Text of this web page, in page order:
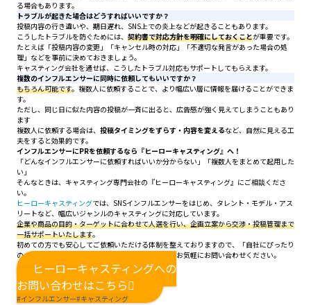
る場合もあります。
トラブルが起きた場合はどうすればいいですか？
投稿内容の行き違いや、期日遅れ、SNS上での炎上などが起きることもあります。
こうしたトラブルを防ぐためには、 契約書で対応方針を明確にしておくことが重要です。
たとえば「投稿内容の変更」「キャンセル時の対応」「不適切な発言があった場合の処
理」などを事前に決めておきましょう。
キャスティング会社を通せば、こうしたトラブル対応もサポートしてもらえます。
複数のインフルエンサーに同時に依頼してもいいですか？
もちろん可能です。複数人に依頼することで、より幅広い層に情報を届けることができま
す。
ただし、同じ日に似た内容の投稿が一斉に出ると、広告感が強く見えてしまうこともあり
ます
複数人に依頼する場合は、 投稿タイミングをずらす・内容を変えるなど、自然に見える工
夫をすると効果的です。
インフルエンサーにPRを依頼するなら『ヒーローキャスティング』へ！
「どんなインフルエンサーに依頼すればいいか分からない」「複数人をまとめて起用した
い」
そんなときは、キャスティング専門会社の『ヒーローキャスティング』にご相談くださ
い。
ヒーローキャスティングでは、SNSインフルエンサーをはじめ、タレント・モデル・アス
リートなど、幅広いジャンルのキャスティングに対応しています。
企業や商品の目的・ターゲットに合わせて人選を行い、企画立案から交渉・投稿管理まで
一括サポートいたします。
初めての方でも安心してご依頼いただける体制を整えておりますので、「自社にぴったり
のインフルエンサーを探したい」という方は、ぜひお気軽にお問い合わせください。
ヒーローキャスティングへの
お問い合わせはこちら
#インフルエンサー#キャスティング